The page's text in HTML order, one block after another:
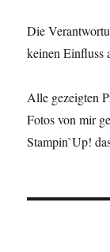
Die
keinen Einfluss
Alle gezeigten
Fotos von mir
Stampin`Up!